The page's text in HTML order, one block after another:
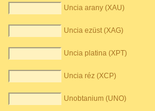
Uncia arany (XAU)
Uncia ezüst (XAG)
Uncia platina (XPT)
Uncia réz (XCP)
Unobtanium (UNO)